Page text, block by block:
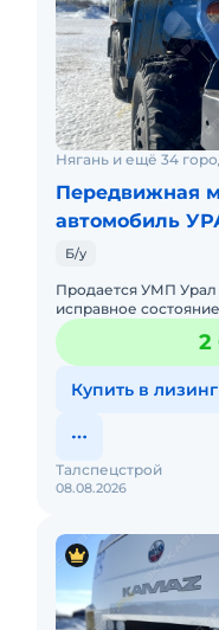
Нягань и ещё 34
Передвижная
автомобиль
Б/у
Продается УМП Урал
исправное
к эксплуатации. Все
регламента. Отлич 2
Купить в лизинг
08.08.2026
Талспецстрой